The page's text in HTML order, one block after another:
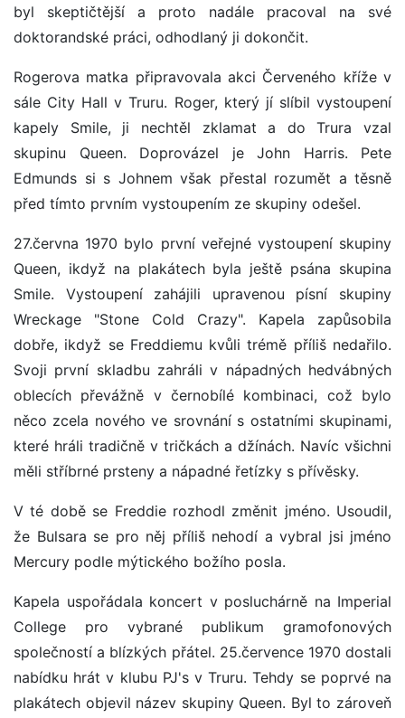
byl skeptičtější a proto nadále pracoval na své
doktorandské práci, odhodlaný ji dokončit.
Rogerova matka připravovala akci Červeného kříže v
sále City Hall v Truru. Roger, který jí slíbil vystoupení
kapely Smile, ji nechtěl zklamat a do Trura vzal
skupinu Queen. Doprovázel je John Harris. Pete
Edmunds si s Johnem však přestal rozumět a těsně
před tímto prvním vystoupením ze skupiny odešel.
27.června 1970 bylo první veřejné vystoupení skupiny
Queen, ikdyž na plakátech byla ještě psána skupina
Smile. Vystoupení zahájili upravenou písní skupiny
Wreckage "Stone Cold Crazy". Kapela zapůsobila
dobře, ikdyž se Freddiemu kvůli trémě příliš nedařilo.
Svoji první skladbu zahráli v nápadných hedvábných
oblecích převážně v černobílé kombinaci, což bylo
něco zcela nového ve srovnání s ostatními skupinami,
které hráli tradičně v tričkách a džínách. Navíc všichni
měli stříbrné prsteny a nápadné řetízky s přívěsky.
V té době se Freddie rozhodl změnit jméno. Usoudil,
že Bulsara se pro něj příliš nehodí a vybral jsi jméno
Mercury podle mýtického božího posla.
Kapela uspořádala koncert v posluchárně na Imperial
College pro vybrané publikum gramofonových
společností a blízkých přátel. 25.července 1970 dostali
nabídku hrát v klubu PJ's v Truru. Tehdy se poprvé na
plakátech objevil název skupiny Queen. Byl to zároveň